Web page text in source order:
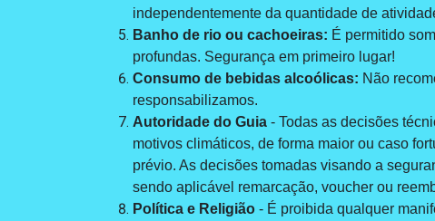
independentemente da quantidade de
Banho de rio ou cachoeiras: É permitido
profundas. Segurança em primeiro lugar!
Consumo de bebidas alcoólicas: Não
responsabilizamos.
Autoridade do Guia - Todas as decisões
motivos climáticos, de forma maior ou caso
prévio. As decisões tomadas visando a
sendo aplicável remarcação, voucher ou
Política e Religião - É proibida qualquer